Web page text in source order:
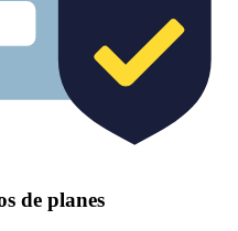
de planes